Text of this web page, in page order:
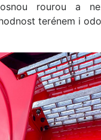
rourou a
terénem i